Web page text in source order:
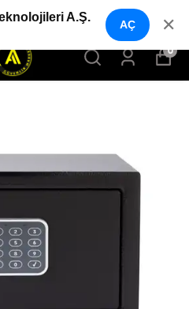
GEÇIŞ SISTEMLERI
0
A.Ş.
AÇ ✕